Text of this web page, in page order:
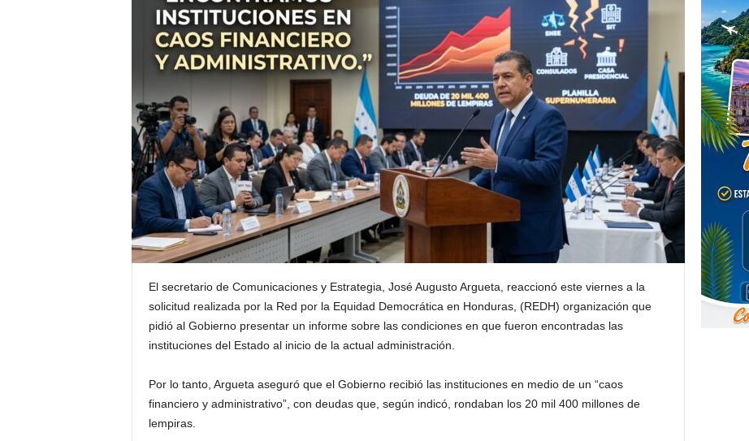
s
y
e
l
m
u
n
d
El secretario de Comunicaciones y Estrategia, José Augusto Argueta, reaccionó este viernes a la
solicitud realizada por la Red por la Equidad Democrática en Honduras, (REDH) organización que
pidió al Gobierno presentar un informe sobre las condiciones en que fueron encontradas las
instituciones del Estado al inicio de la actual administración.
Por lo tanto, Argueta aseguró que el Gobierno recibió las instituciones en medio de un “caos
financiero y administrativo”, con deudas que, según indicó, rondaban los 20 mil 400 millones de
lempiras.